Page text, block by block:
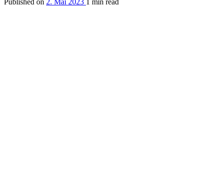
Published on 2. Mai 2023 1 min read